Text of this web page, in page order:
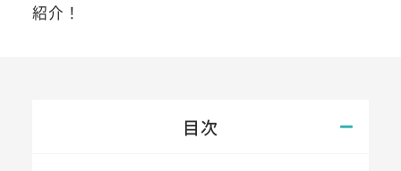
紹介！
目次